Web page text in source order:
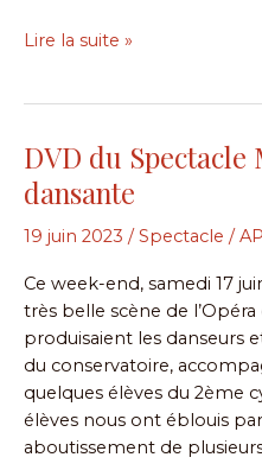
Lire la suite »
DVD du
dansante
19 juin 2023 /Spectacle /
Ce week-end, samedi 17
très belle scène de
produisaient les danseurs
du conservatoire,
quelques élèves du 2ème
élèves nous ont éblouis
aboutissement de
DVD
du
Spectacle
Meraviglia
Féerie
dansante